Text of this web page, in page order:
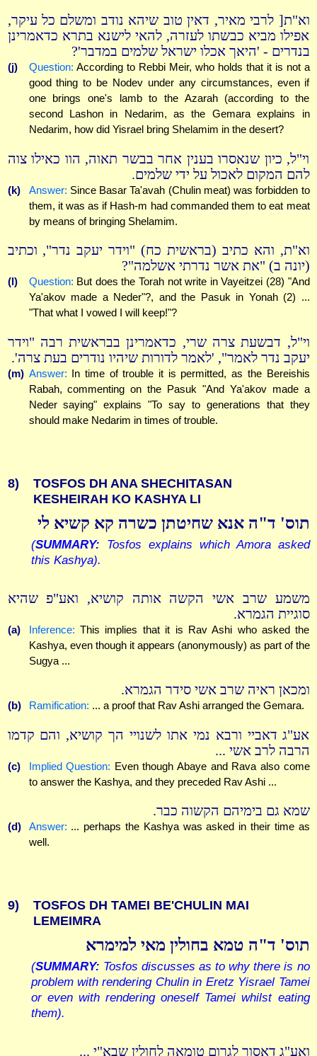
וא"ת[ לרבי מאיר, דאין טוב שיהא נודב ומשלם כל עיקר,
אפילו מביא כבשתו לעזרה, להאי לישנא בתרא כדאמרינן
בנדרים - 'היאך אכלו ישראל שלמים במדבר'?
(j) Question: According to Rebbi Meir, who holds that it is not a
good thing to be Nodev under any circumstances, even if
one brings one's lamb to the Azarah (according to the
second Lashon in Nedarim, as the Gemara explains in
Nedarim, how did Yisrael bring Shelamim in the desert?
וי"ל, כיון שנאסרו בענין אחר בבשר תאוה, הוו כאילו צוה
להם המקום לאכול על ידי שלמים.
(k) Answer: Since Basar Ta'avah (Chulin meat) was forbidden to
them, it was as if Hash-m had commanded them to eat meat
by means of bringing Shelamim.
וא"ת, והא כתיב (בראשית כח) "וידר יעקב נדר", וכתיב
(יונה ב) "את אשר נדרתי אשלמה"?
(l) Question: But does the Torah not write in Vayeitzei (28) "And
Ya'akov made a Neder"?, and the Pasuk in Yonah (2) ...
"That what I vowed I will keep!"?
וי"ל, דבשעת צרה שרי, כדאמרינן בבראשית רבה "וידר
יעקב נדר לאמר", 'לאמר לדורות שיהיו נודרים בעת צרה'.
(m) Answer: In time of trouble it is permitted, as the Bereishis
Rabah, commenting on the Pasuk "And Ya'akov made a
Neder saying" explains "To say to generations that they
should make Nedarim in times of trouble.
8)
TOSFOS DH ANA SHECHITASAN
KESHEIRAH KO KASHYA LI
תוס' ד"ה אנא שחיטתן כשרה קא קשיא לי
(SUMMARY: Tosfos explains which Amora asked
this Kashya).
משמע שרב אשי הקשה אותה קושיא, ואע"פ שהיא
סוגיית הגמרא.
(a) Inference: This implies that it is Rav Ashi who asked the
Kashya, even though it appears (anonymously) as part of the
Sugya ...
ומכאן ראיה שרב אשי סידר הגמרא.
(b) Ramification: ... a proof that Rav Ashi arranged the Gemara.
אע"ג דאביי ורבא נמי אתו לשנויי הך קושיא, והם קדמו
הרבה לרב אשי ...
(c) Implied Question: Even though Abaye and Rava also come
to answer the Kashya, and they preceded Rav Ashi ...
שמא גם בימיהם הקשוה כבר.
(d) Answer: ... perhaps the Kashya was asked in their time as
well.
9)
TOSFOS DH TAMEI BE'CHULIN MAI
LEMEIMRA
תוס' ד"ה טמא בחולין מאי למימרא
(SUMMARY: Tosfos discusses as to why there is no
problem with rendering Chulin in Eretz Yisrael Tamei
or even with rendering oneself Tamei whilst eating
them).
ואע"ג דאסור לגרום טומאה לחולין שבא"י ...